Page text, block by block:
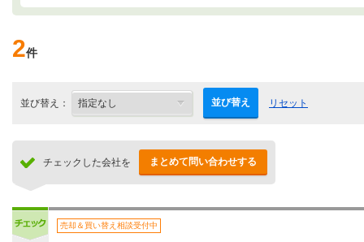
2件
並び替え： 並び替え リセット
チェックした会社を まとめて問い合わせする
売却＆買い替え相談受付中